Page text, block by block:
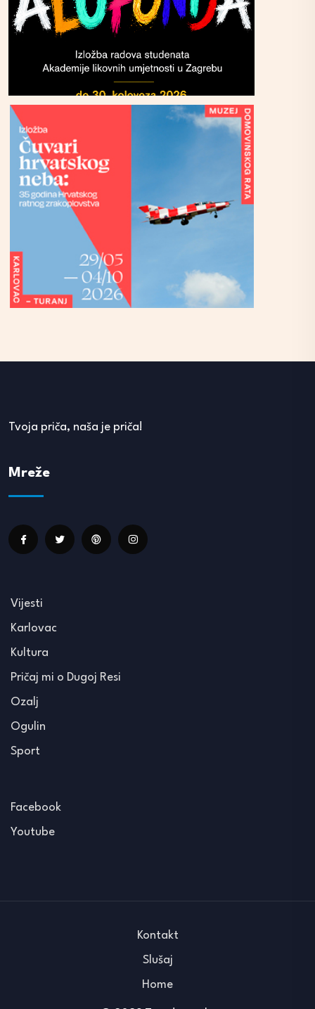
Tvoja priča, naša je priča!
Mreže
Vijesti
Karlovac
Kultura
Pričaj mi o Dugoj Resi
Ozalj
Ogulin
Sport
Facebook
Youtube
Kontakt
Slušaj
Home